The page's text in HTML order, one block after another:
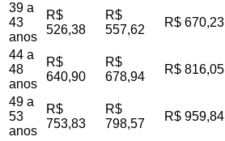
39 a
43
anos
R$
526,38
R$
557,62
R$ 670,23
44 a
48
anos
R$
640,90
R$
678,94
R$ 816,05
49 a
53
anos
R$
753,83
R$
798,57
R$ 959,84